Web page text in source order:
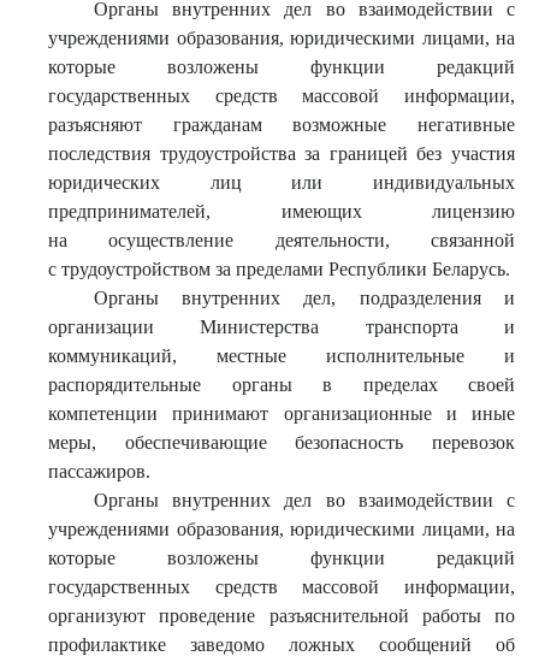
Органы внутренних дел во взаимодействии с
учреждениями образования, юридическими лицами, на
которые возложены функции редакций
государственных средств массовой информации,
разъясняют гражданам возможные негативные
последствия трудоустройства за границей без участия
юридических лиц или индивидуальных
предпринимателей, имеющих лицензию
на осуществление деятельности, связанной
с трудоустройством за пределами Республики Беларусь.
Органы внутренних дел, подразделения и
организации Министерства транспорта и
коммуникаций, местные исполнительные и
распорядительные органы в пределах своей
компетенции принимают организационные и иные
меры, обеспечивающие безопасность перевозок
пассажиров.
Органы внутренних дел во взаимодействии с
учреждениями образования, юридическими лицами, на
которые возложены функции редакций
государственных средств массовой информации,
организуют проведение разъяснительной работы по
профилактике заведомо ложных сообщений об